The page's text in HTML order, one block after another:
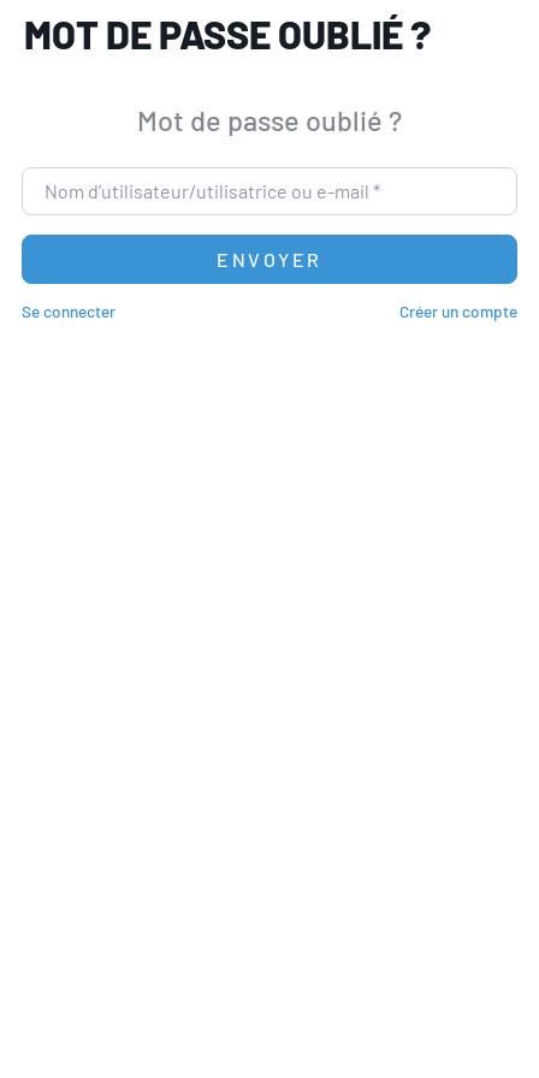
MOT DE PASSE OUBLIÉ ?
Mot de passe oublié ?
Nom d’utilisateur/utilisatrice ou e-mail*
ENVOYER
Se connecter Créer un compte